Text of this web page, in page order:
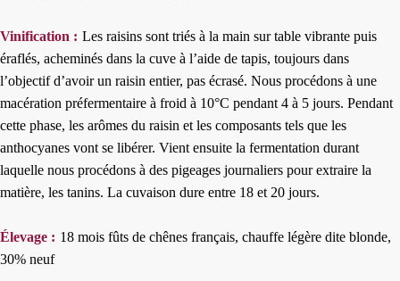
Vinification : Les raisins sont triés à la main sur table vibrante puis
éraflés, acheminés dans la cuve à l’aide de tapis, toujours dans
l’objectif d’avoir un raisin entier, pas écrasé. Nous procédons à une
macération préfermentaire à froid à 10°C pendant 4 à 5 jours. Pendant
cette phase, les arômes du raisin et les composants tels que les
anthocyanes vont se libérer. Vient ensuite la fermentation durant
laquelle nous procédons à des pigeages journaliers pour extraire la
matière, les tanins. La cuvaison dure entre 18 et 20 jours.
Élevage : 18 mois fûts de chênes français, chauffe légère dite blonde,
30% neuf